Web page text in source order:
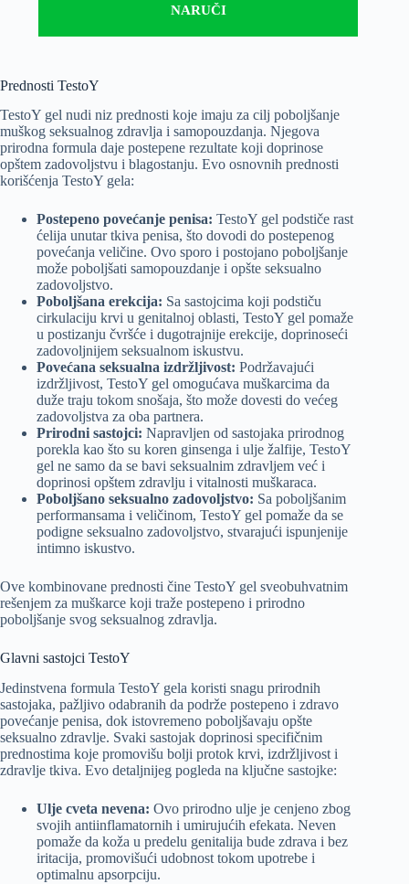
NARUČI
Prednosti TestoY
TestoY gel nudi niz prednosti koje imaju za cilj poboljšanje
muškog seksualnog zdravlja i samopouzdanja. Njegova
prirodna formula daje postepene rezultate koji doprinose
opštem zadovoljstvu i blagostanju. Evo osnovnih prednosti
korišćenja TestoY gela:
Postepeno povećanje penisa: TestoY gel podstiče rast
ćelija unutar tkiva penisa, što dovodi do postepenog
povećanja veličine. Ovo sporo i postojano poboljšanje
može poboljšati samopouzdanje i opšte seksualno
zadovoljstvo.
Poboljšana erekcija: Sa sastojcima koji podstiču
cirkulaciju krvi u genitalnoj oblasti, TestoY gel pomaže
u postizanju čvršće i dugotrajnije erekcije, doprinoseći
zadovoljnijem seksualnom iskustvu.
Povećana seksualna izdržljivost: Podržavajući
izdržljivost, TestoY gel omogućava muškarcima da
duže traju tokom snošaja, što može dovesti do većeg
zadovoljstva za oba partnera.
Prirodni sastojci: Napravljen od sastojaka prirodnog
porekla kao što su koren ginsenga i ulje žalfije, TestoY
gel ne samo da se bavi seksualnim zdravljem već i
doprinosi opštem zdravlju i vitalnosti muškaraca.
Poboljšano seksualno zadovoljstvo: Sa poboljšanim
performansama i veličinom, TestoY gel pomaže da se
podigne seksualno zadovoljstvo, stvarajući ispunjenije
intimno iskustvo.
Ove kombinovane prednosti čine TestoY gel sveobuhvatnim
rešenjem za muškarce koji traže postepeno i prirodno
poboljšanje svog seksualnog zdravlja.
Glavni sastojci TestoY
Jedinstvena formula TestoY gela koristi snagu prirodnih
sastojaka, pažljivo odabranih da podrže postepeno i zdravo
povećanje penisa, dok istovremeno poboljšavaju opšte
seksualno zdravlje. Svaki sastojak doprinosi specifičnim
prednostima koje promovišu bolji protok krvi, izdržljivost i
zdravlje tkiva. Evo detaljnijeg pogleda na ključne sastojke:
Ulje cveta nevena: Ovo prirodno ulje je cenjeno zbog
svojih antiinflamatornih i umirujućih efekata. Neven
pomaže da koža u predelu genitalija bude zdrava i bez
iritacija, promovišući udobnost tokom upotrebe i
optimalnu apsorpciju.